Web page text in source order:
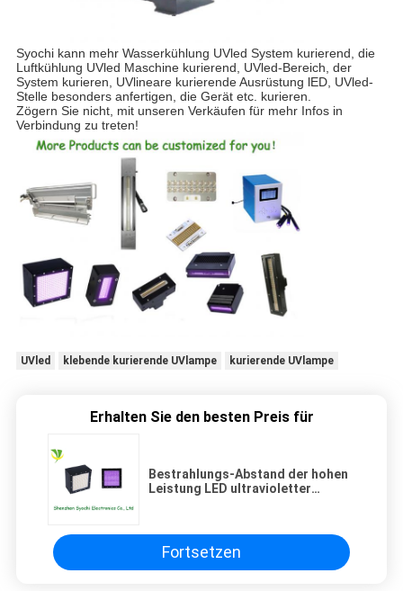
Syochi kann mehr Wasserkühlung UVled System kurierend, die
Luftkühlung UVled Maschine kurierend, UVled-Bereich, der
System kurieren, UVlineare kurierende Ausrüstung lED, UVled-
Stelle besonders anfertigen, die Gerät etc. kurieren.
Zögern Sie nicht, mit unseren Verkäufen für mehr Infos in
Verbindung zu treten!
UVled klebende kurierende UVlampe kurierende UVlampe
Erhalten Sie den besten Preis für
Bestrahlungs-Abstand der hohen
Leistung LED ultravioletter
Fortsetzen